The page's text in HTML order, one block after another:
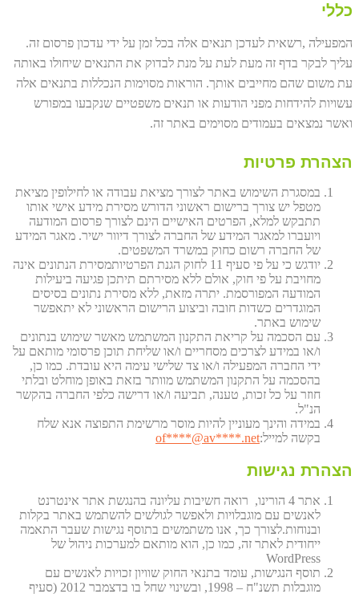
כללי
המפעילה ,רשאית לעדכן תנאים אלה בכל זמן על ידי עדכון פרסום זה.
עליך לבקר בדף זה מעת לעת על מנת לבדוק את התנאים שיחולו באותה
עת משום שהם מחייבים אותך. הוראות מסוימות הנכללות בתנאים אלה
עשויות להידחות מפני הודעות או תנאים משפטיים שנקבעו במפורש
ואשר נמצאים בעמודים מסוימים באתר זה.
הצהרת פרטיות
במסגרת השימוש באתר לצורך מציאת עבודה או לחילופין מציאת
מטפל יש צורך ברישום ראשוני הדורש מסירת מידע אישי אותו
תתבקש למלא, הפרטים האישיים הינם לצורך פרסום המודעה
ויועברו למאגר המידע של החברה לצורך דיוור ישיר. מאגר המידע
של החברה רשום כחוק במשרד המשפטים.
יודגש כי על פי סעיף 11 לחוק הגנת הפרטיותמסירת הנתונים אינה
מחויבת על פי חוק, אולם ללא מסירתם תיתכן פגיעה ביעילות
המודעה המפורסמת. יתרה מזאת, ללא מסירת נתונים בסיסים
המוגדרים כשדות חובה וביצוע הרישום הראשוני לא יתאפשר
שימוש באתר.
עם הסכמה על קריאת התקנון המשתמש מאשר שימוש בנתונים
ו/או במידע לצרכים מסחריים ו/או שליחת תוכן פרסומי מותאם על
ידי החברה המפעילה ו/או צד שלישי עימה היא עובדת. כמו כן,
בהסכמה על התקנון המשתמש מוותר בזאת באופן מוחלט ובלתי
חוזר על כל זכות, טענה, תביעה ו/או דרישה כלפי החברה בהקשר
הנ"ל.
במידה והינך מעוניין להיות מוסר מרשימת התפוצה אנא שלח
בקשה למייל:
of****@av****.net
הצהרת נגישות
אתר 4 הורינו, רואה חשיבות עליונה בהנגשת אתר אינטרנט
לאנשים עם מוגבלויות ולאפשר לגולשים להשתמש באתר בקלות
ובנוחות.לצורך כך, אנו משתמשים בתוסף נגישות שעבר התאמה
ייחודית לאתר זה, כמו כן, הוא מותאם למערכות ניהול של
WordPress
תוסף הנגישות, עומד בתנאי החוק שוויון זכויות לאנשים עם
מוגבלות תשנ"ח – 1998, ובשינוי שחל בו בדצמבר 2012 (סעיף